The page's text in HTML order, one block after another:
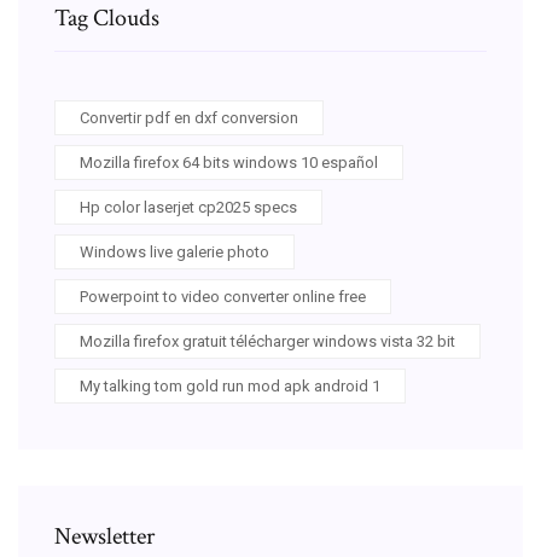
Tag Clouds
Convertir pdf en dxf conversion
Mozilla firefox 64 bits windows 10 español
Hp color laserjet cp2025 specs
Windows live galerie photo
Powerpoint to video converter online free
Mozilla firefox gratuit télécharger windows vista 32 bit
My talking tom gold run mod apk android 1
Newsletter